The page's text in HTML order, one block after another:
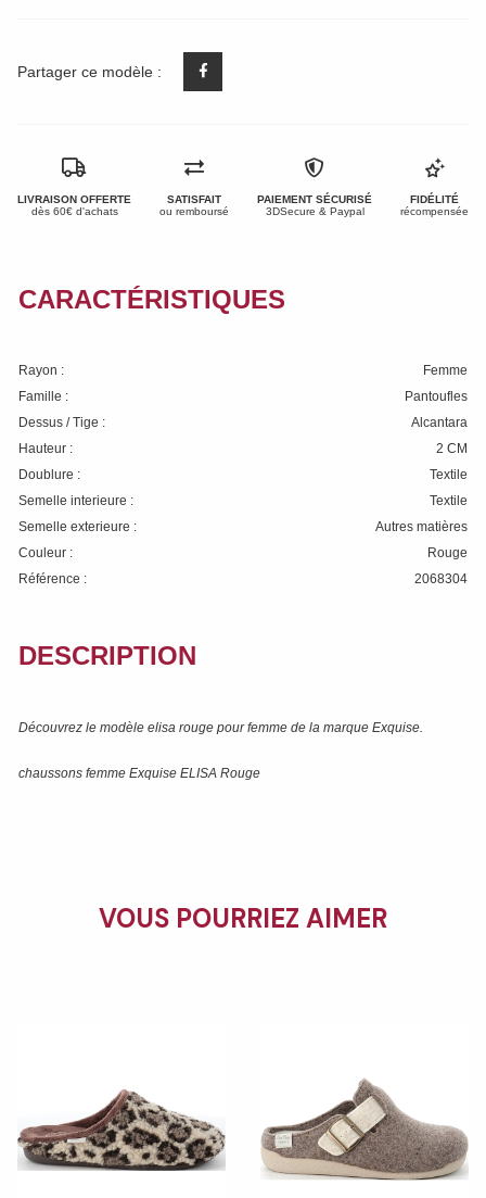
Partager ce modèle :
LIVRAISON OFFERTE
dès 60€ d'achats
SATISFAIT
ou remboursé
PAIEMENT SÉCURISÉ
3DSecure & Paypal
FIDÉLITÉ
récompensée
CARACTÉRISTIQUES
Rayon :
Femme
Famille :
Pantoufles
Dessus / Tige :
Alcantara
Hauteur :
2 CM
Doublure :
Textile
Semelle interieure :
Textile
Semelle exterieure :
Autres matières
Couleur :
Rouge
Référence :
2068304
DESCRIPTION
Découvrez le modèle elisa rouge pour femme de la marque Exquise.
chaussons femme Exquise ELISA Rouge
VOUS POURRIEZ AIMER